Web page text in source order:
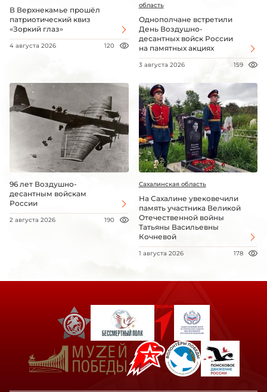
В Верхнекамье прошёл
патриотический квиз
«Зоркий глаз»
4 августа 2026 120
область
Однополчане встретили
День Воздушно-
десантных войск России
на памятных акциях
3 августа 2026 159
96 лет Воздушно-
десантным войскам
России
2 августа 2026 190
Сахалинская область
На Сахалине увековечили
память участника Великой
Отечественной войны
Татьяны Васильевны
Кочневой
1 августа 2026 178